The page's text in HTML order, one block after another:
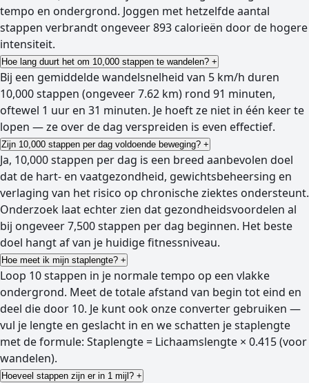
tempo en ondergrond. Joggen met hetzelfde aantal
stappen verbrandt ongeveer 893 calorieën door de hogere
intensiteit.
Hoe lang duurt het om 10,000 stappen te wandelen? +
Bij een gemiddelde wandelsnelheid van 5 km/h duren
10,000 stappen (ongeveer 7.62 km) rond 91 minuten,
oftewel 1 uur en 31 minuten. Je hoeft ze niet in één keer te
lopen — ze over de dag verspreiden is even effectief.
Zijn 10,000 stappen per dag voldoende beweging? +
Ja, 10,000 stappen per dag is een breed aanbevolen doel
dat de hart- en vaatgezondheid, gewichtsbeheersing en
verlaging van het risico op chronische ziektes ondersteunt.
Onderzoek laat echter zien dat gezondheidsvoordelen al
bij ongeveer 7,500 stappen per dag beginnen. Het beste
doel hangt af van je huidige fitnessniveau.
Hoe meet ik mijn staplengte? +
Loop 10 stappen in je normale tempo op een vlakke
ondergrond. Meet de totale afstand van begin tot eind en
deel die door 10. Je kunt ook onze converter gebruiken —
vul je lengte en geslacht in en we schatten je staplengte
met de formule: Staplengte = Lichaamslengte × 0.415 (voor
wandelen).
Hoeveel stappen zijn er in 1 mijl? +